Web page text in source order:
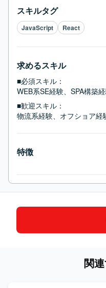
スキルタグ
JavaScript React
求めるスキル
■必須スキル：
WEB系SE経験、SPA構築
■歓迎スキル：
物流系経験、オフショア経
特徴
関